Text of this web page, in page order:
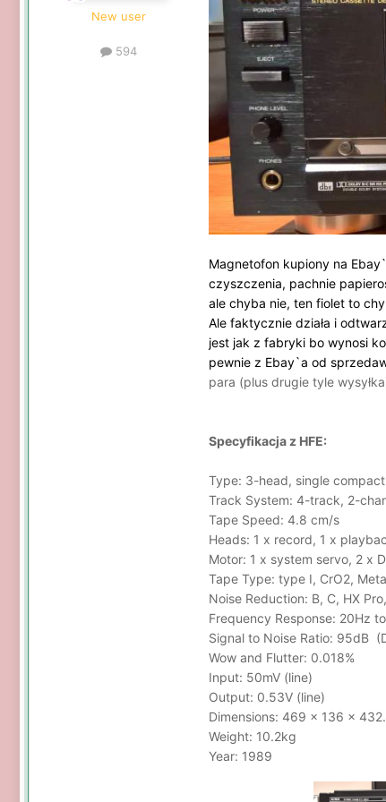
New user
594
Magnetofon kupiony na
czyszczenia, pachnie
ale chyba nie, ten fiolet to
Ale faktycznie działa i
jest jak z fabryki bo wynosi
pewnie z Ebay`a od
para (plus drugie tyle
Specyfikacja z HFE:
Type: 3-head, single
Track System: 4-track, 2-
Tape Speed: 4.8 cm/s
Heads: 1 x record, 1 x
Motor: 1 x system servo, 2 x
Tape Type: type I, CrO2,
Noise Reduction: B, C, HX
Frequency Response: 20Hz
Signal to Noise Ratio: 95dB
Wow and Flutter: 0.018%
Input: 50mV (line)
Output: 0.53V (line)
Dimensions: 469 x 136 x
Weight: 10.2kg
Year: 1989